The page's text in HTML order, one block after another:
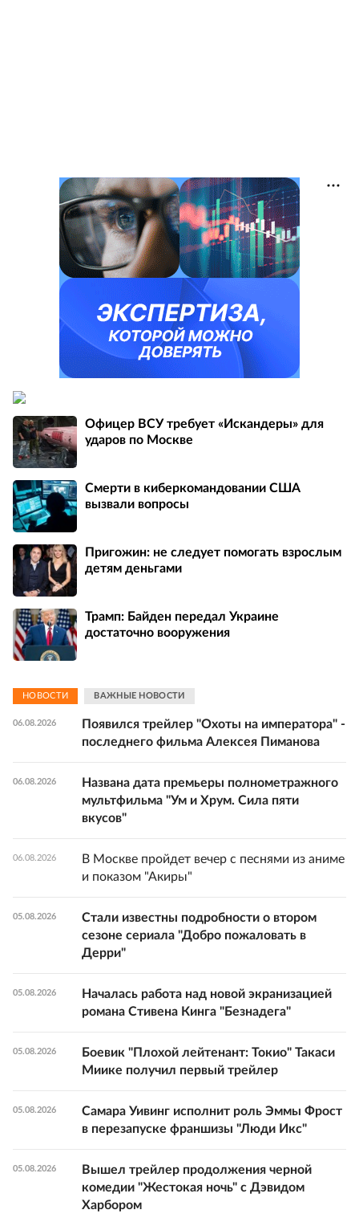
Офицер ВСУ требует «Искандеры» для
ударов по Москве
Смерти в киберкомандовании США
вызвали вопросы
Пригожин: не следует помогать взрослым
детям деньгами
Трамп: Байден передал Украине
достаточно вооружения
НОВОСТИ ВАЖНЫЕ НОВОСТИ
06.08.2026
Появился трейлер "Охоты на императора" -
последнего фильма Алексея Пиманова
06.08.2026
Названа дата премьеры полнометражного
мультфильма "Ум и Хрум. Сила пяти
вкусов"
06.08.2026
В Москве пройдет вечер с песнями из аниме
и показом "Акиры"
05.08.2026
Стали известны подробности о втором
сезоне сериала "Добро пожаловать в
Дерри"
05.08.2026
Началась работа над новой экранизацией
романа Стивена Кинга "Безнадега"
05.08.2026
Боевик "Плохой лейтенант: Токио" Такаси
Миике получил первый трейлер
05.08.2026
Самара Уивинг исполнит роль Эммы Фрост
в перезапуске франшизы "Люди Икс"
05.08.2026
Вышел трейлер продолжения черной
комедии "Жестокая ночь" с Дэвидом
Харбором